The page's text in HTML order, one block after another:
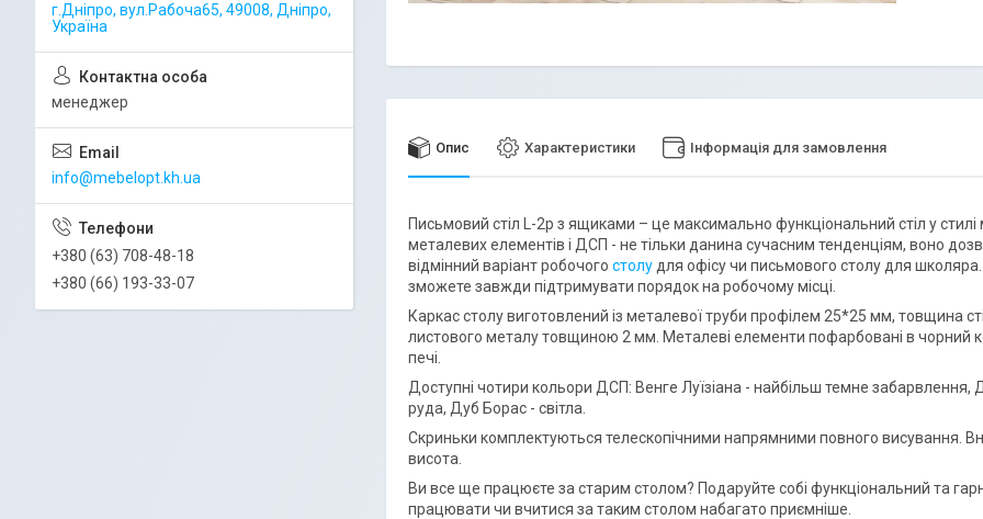
Опис Характеристики Інформація для замовлення
Письмовий стіл L-2p з ящиками – це максимально функціональний стіл у
металевих елементів і ДСП - не тільки данина сучасним тенденціям, воно
відмінний варіант робочого столу для офісу чи письмового столу для
зможете завжди підтримувати порядок на робочому місці.
Каркас столу виготовлений із металевої труби профілем 25*25 мм, товщина
листового металу товщиною 2 мм. Металеві елементи пофарбовані в чорний
печі.
Доступні чотири кольори ДСП: Венге Луїзіана - найбільш темне
руда, Дуб Борас - світла.
Скриньки комплектуються телескопічними напрямними повного висування.
висота.
Ви все ще працюєте за старим столом? Подаруйте собі функціональний та
працювати чи вчитися за таким столом набагато приємніше.
г.Дніпро, вул.Рабоча65, 49008, Дніпро,
Україна
менеджер
info@mebelopt.kh.ua
+380 (63) 708-48-18
+380 (66) 193-33-07